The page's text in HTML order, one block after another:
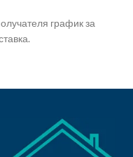
график за